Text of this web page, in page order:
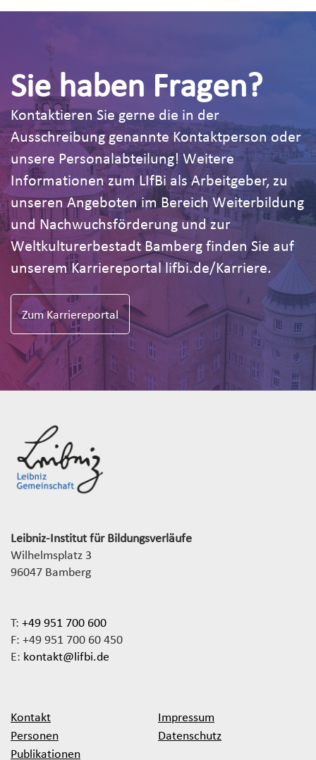
Sie haben Fragen?
Kontaktieren Sie gerne die in der
Ausschreibung genannte Kontaktperson oder
unsere Personalabteilung! Weitere
Informationen zum LIfBi als Arbeitgeber, zu
unseren Angeboten im Bereich Weiterbildung
und Nachwuchsförderung und zur
Weltkulturerbestadt Bamberg finden Sie auf
unserem Karriereportal lifbi.de/Karriere.
Zum Karriereportal
Leibniz-Institut für Bildungsverläufe
Wilhelmsplatz 3
96047 Bamberg
T: +49 951 700 600
F: +49 951 700 60 450
E: kontakt@lifbi.de
Kontakt
Personen
Publikationen
Impressum
Datenschutz